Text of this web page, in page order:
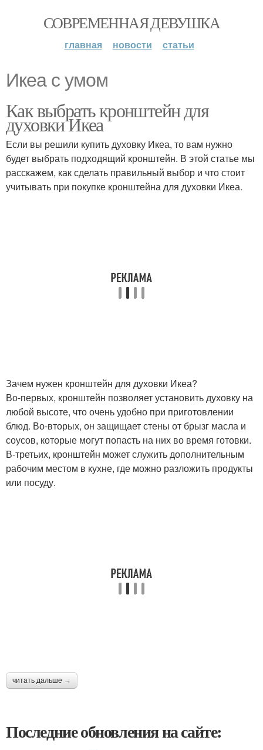
СОВРЕМЕННАЯ ДЕВУШКА
главная новости статьи
Икеа с умом
Как выбрать кронштейн для
духовки Икеа
Если вы решили купить духовку Икеа, то вам нужно
будет выбрать подходящий кронштейн. В этой статье мы
расскажем, как сделать правильный выбор и что стоит
учитывать при покупке кронштейна для духовки Икеа.
Зачем нужен кронштейн для духовки Икеа?
Во-первых, кронштейн позволяет установить духовку на
любой высоте, что очень удобно при приготовлении
блюд. Во-вторых, он защищает стены от брызг масла и
соусов, которые могут попасть на них во время готовки.
В-третьих, кронштейн может служить дополнительным
рабочим местом в кухне, где можно разложить продукты
или посуду.
читать дальше →
Последние обновления на сайте: